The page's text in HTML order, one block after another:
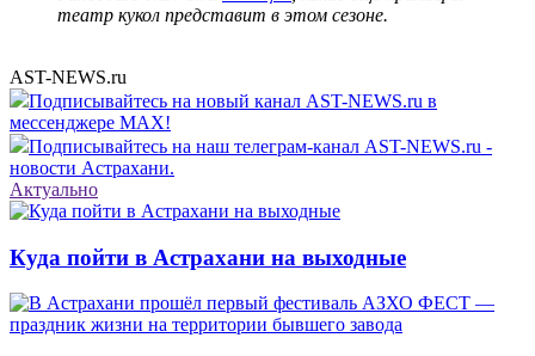
театр кукол представит в этом сезоне.
AST-NEWS.ru
Подписывайтесь на новый канал AST-NEWS.ru в
мессенджере MAX!
Подписывайтесь на наш телеграм-канал AST-NEWS.ru -
новости Астрахани.
Актуально
Куда пойти в Астрахани на выходные